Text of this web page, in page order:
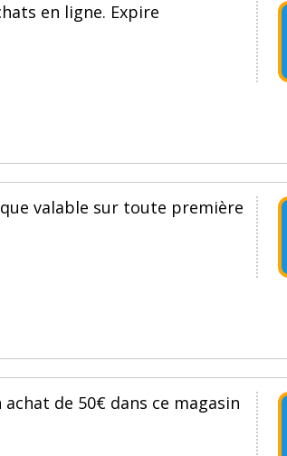
en ligne. Expire
valable sur toute première
de 50€ dans ce magasin